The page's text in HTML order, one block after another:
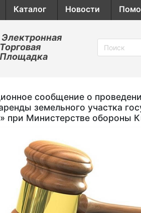
Каталог Новости
Электронная
Торговая
Площадка
сообщение о
земельного участка
при Министерстве обороны